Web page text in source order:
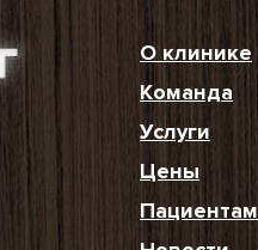
О клинике
Команда
Услуги
Цены
Пациентам